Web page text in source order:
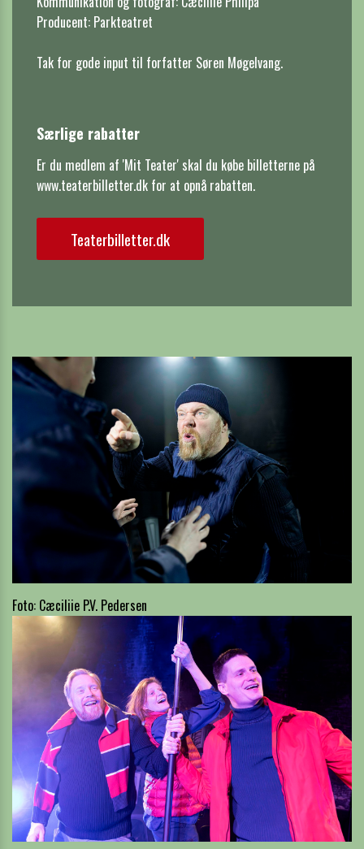
Producent: Parkteatret
Tak for gode input til forfatter Søren Møgelvang.
Særlige rabatter
Er du medlem af 'Mit Teater' skal du købe billetterne på
www.teaterbilletter.dk for at opnå rabatten.
Teaterbilletter.dk
Foto: Cæciliie P.V. Pedersen